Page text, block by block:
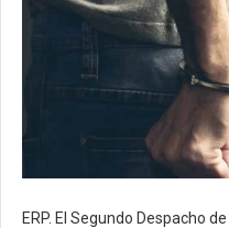
ERP. El Segundo Despacho